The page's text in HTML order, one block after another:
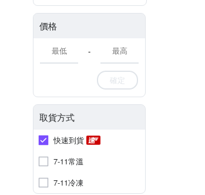
價格
-
確定
取貨方式
快速到貨
7-11常溫
7-11冷凍